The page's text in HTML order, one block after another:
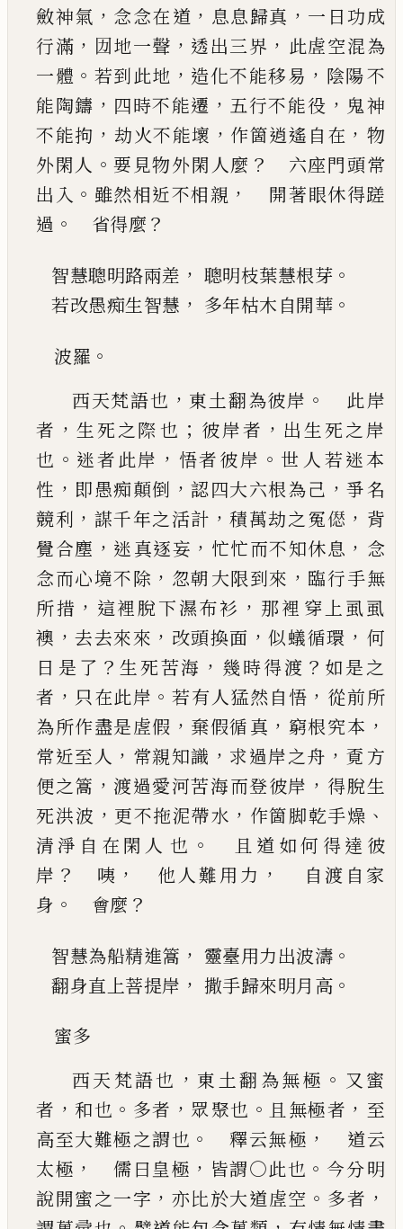
斂神氣 ， 念念在道 ， 息息歸真 ， 一日功成
行滿 ， 㘞地一聲 ， 透出三界 ， 此虗空混為
一體 。 若到此地 ， 造化不能移易 ， 陰陽不
能陶鑄 ， 四時不能遷 ， 五行不能役 ， 鬼神
不能拘 ， 劫火不能壞 ， 作箇逍遙自在 ， 物
外閑人 。 要見物外閑人麼 ？
六座門頭常
出入 。 雖然相近不相親 ，
開著眼休得蹉
過 。 省得麼 ？
智慧聰明路兩差 ， 聰明枝葉慧根芽 。
若改愚痴生智慧 ， 多年枯木自開華 。
波羅 。
西天梵語也 ， 東土翻為彼岸 。
此岸
者 ， 生死之際也 ； 彼岸者 ， 出生死之岸
也 。 迷者此岸 ， 悟者彼岸 。 世 人若迷本
性 ， 即愚痴顛倒 ， 認四大六根為己 ， 爭名
競利 ， 謀千年之活計 ， 積萬劫之冤𠍴 ， 背
覺合塵 ， 迷真逐妄 ， 忙忙而不知休息 ， 念
念而心境不除 ， 忽朝大限到來 ， 臨行手無
所措 ， 這裡脫下濕布衫 ， 那裡 穿上虱虱
襖 ， 去去來來 ， 改頭換面 ， 似蟻循環 ， 何
日 是了 ？ 生死苦海 ， 幾時得渡 ？ 如是之
者 ， 只在此岸 。 若有人猛然自悟 ， 從前所
為所作盡是虗假 ， 棄假循真 ， 窮根究本 ，
常近至人 ， 常親知識 ， 求過岸之舟 ， 覔 方
便之篙 ， 渡過愛河苦海而登彼岸 ， 得脫生
死洪波 ， 更不拖泥帶水 ， 作箇脚乾手燥 、
清淨自在閑人 也 。
且道如何得達彼
岸 ？ 咦 ， 他人難用力 ，
自渡自家
身 。 會麼 ？
智慧為船精進篙 ， 靈臺用力出波濤 。
翻身直上菩提岸 ， 撒手歸來明月高 。
蜜多
西天梵語也 ， 東土翻為無極 。 又蜜
者 ， 和也 。 多者 ， 眾聚也 。 且無極者 ， 至
高至大難極之謂也 。 釋云無極 ，
道云
太極 ， 儒曰皇極 ， 皆謂○此也 。 今分明
說開蜜之一字 ， 亦比於大道虗空 。 多者 ，